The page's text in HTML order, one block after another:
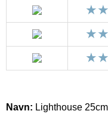
Navn: Lighthouse